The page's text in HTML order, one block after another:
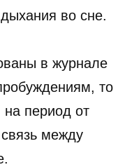
во сне.
в журнале
то
на период от
между